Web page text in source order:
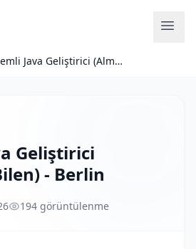
Kıdemli Java Geliştirici (Almanca Bilen) - Berlin
Geliştirici
- Berlin
194 görüntülenme